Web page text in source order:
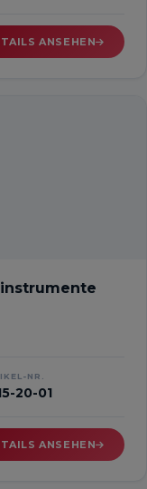
ANSEHEN
NR.
20-01
ANSEHEN